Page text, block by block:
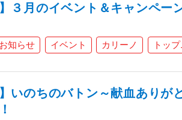
３月のイベント＆キャンペー
お知らせ イベント カリーノ トッ
いのちのバトン～献血ありが